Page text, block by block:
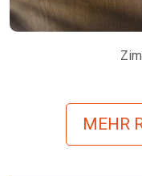
MEHR